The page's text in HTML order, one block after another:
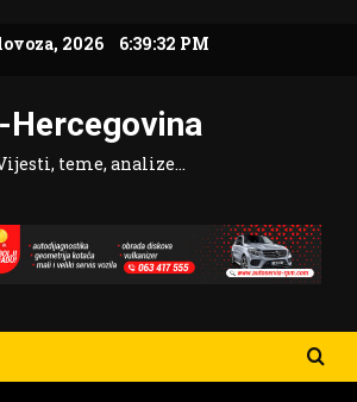
2026 6:39:33 PM
Hercegovina
teme, analize…